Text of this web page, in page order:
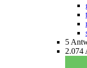
5
2.074